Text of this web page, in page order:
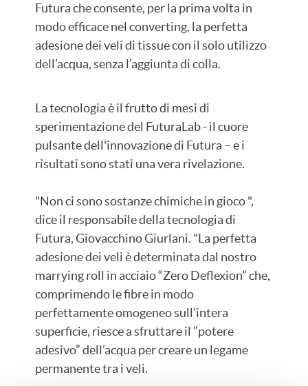
Futura che consente, per la prima volta in
modo efficace nel converting, la perfetta
adesione dei veli di tissue con il solo utilizzo
dell’acqua, senza l’aggiunta di colla.
La tecnologia è il frutto di mesi di
sperimentazione del FuturaLab - il cuore
pulsante dell'innovazione di Futura – e i
risultati sono stati una vera rivelazione.
"Non ci sono sostanze chimiche in gioco ",
dice il responsabile della tecnologia di
Futura, Giovacchino Giurlani. "La perfetta
adesione dei veli è determinata dal nostro
marrying roll in acciaio “Zero Deflexion” che,
comprimendo le fibre in modo
perfettamente omogeneo sull’intera
superficie, riesce a sfruttare il ”potere
adesivo” dell’acqua per creare un legame
permanente tra i veli.